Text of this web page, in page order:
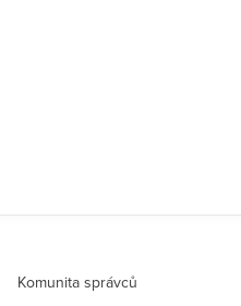
Komunita správců